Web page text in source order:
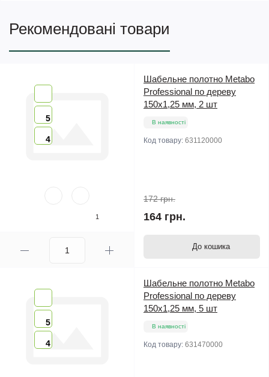
Рекомендовані товари
5
4
1
Шабельне полотно Metabo
Professional по дереву
150х1,25 мм, 2 шт
В наявності
Код товару: 631120000
172 грн.
164 грн.
До кошика
5
4
Шабельне полотно Metabo
Professional по дереву
150х1,25 мм, 5 шт
В наявності
Код товару: 631470000